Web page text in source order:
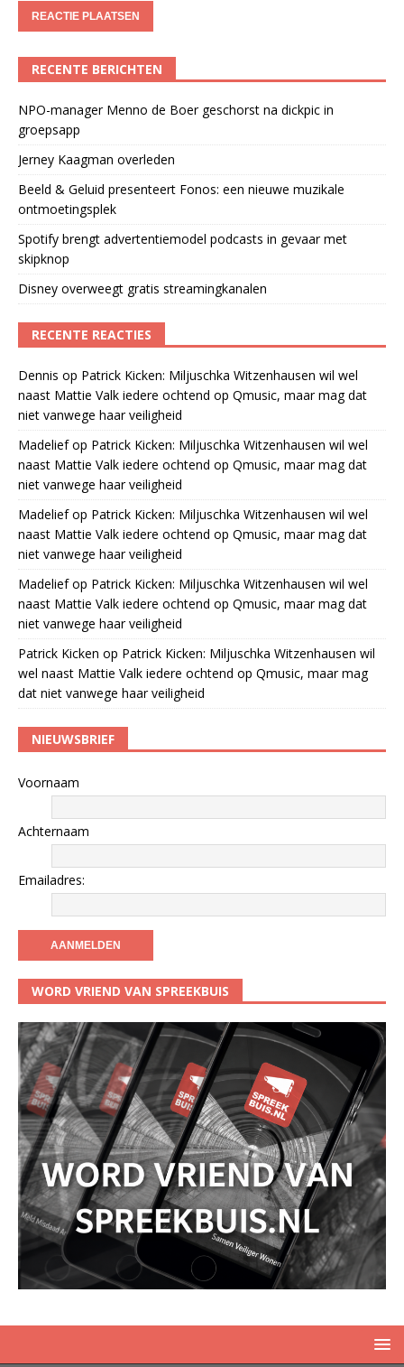
RECENTE BERICHTEN
NPO-manager Menno de Boer geschorst na dickpic in
groepsapp
Jerney Kaagman overleden
Beeld & Geluid presenteert Fonos: een nieuwe muzikale
ontmoetingsplek
Spotify brengt advertentiemodel podcasts in gevaar met
skipknop
Disney overweegt gratis streamingkanalen
RECENTE REACTIES
Dennis op Patrick Kicken: Miljuschka Witzenhausen wil wel
naast Mattie Valk iedere ochtend op Qmusic, maar mag dat
niet vanwege haar veiligheid
Madeliefop Patrick Kicken: Miljuschka Witzenhausen wil wel
naast Mattie Valk iedere ochtend op Qmusic, maar mag dat
niet vanwege haar veiligheid
Madeliefop Patrick Kicken: Miljuschka Witzenhausen wil wel
naast Mattie Valk iedere ochtend op Qmusic, maar mag dat
niet vanwege haar veiligheid
Madeliefop Patrick Kicken: Miljuschka Witzenhausen wil wel
naast Mattie Valk iedere ochtend op Qmusic, maar mag dat
niet vanwege haar veiligheid
Patrick Kicken op Patrick Kicken: Miljuschka Witzenhausen wil
wel naast Mattie Valk iedere ochtend op Qmusic, maar mag
dat niet vanwege haar veiligheid
NIEUWSBRIEF
Voornaam
Achternaam
Emailadres:
WORD VRIEND VAN SPREEKBUIS